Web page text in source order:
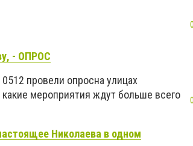
- ОПРОС
провели опросна улицах
мероприятия ждут больше всего
Николаева в одном